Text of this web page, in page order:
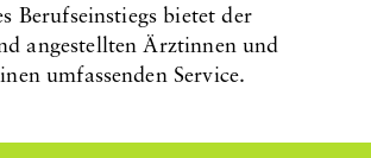
Berufseinstiegs bietet der
angestellten Ärztinnen und
umfassenden Service.